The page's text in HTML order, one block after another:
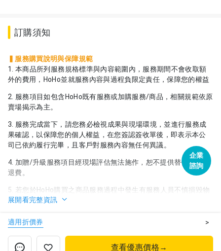
適用折價券 >
查看優惠價格→
訂購須知
服務購買說明與保障規範
1. 本商品所列服務規格標準與內容範圍內，服務期間不會收取額
外的費用，HoHo並就服務內容與過程負限定責任，保障您的權益
2. 服務項目如包含HoHo既有服務或加購服務/商品，相關規範依原
賣場揭示為主。
3. 服務完成當下，請您務必檢視成果與現場環境，並進行服務成
果確認，以保障您的個人權益，在您簽認簽收單後，即表示本公
司已依約履行完畢，且客戶對服務內容無任何異議。
4. 加贈/升級服務項目經現場評估無法施作，恕不提供替代贈品或
退費。
5. 若您於HoHo購買之商品服務過程中發生有服務人員不慎損毀物
件之情事，請於服務完成2日內通知客服逾期恕無法受理，受理後
萬元以內)；修繕賠償以恢復功能而非復新，如無法合理評估折舊
值為理賠上限。
展開看完整資訊
企業
諮詢